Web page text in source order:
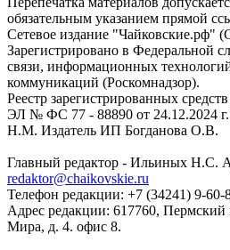
обязательным указанием прямой
Сетевое издание "Чайковские.рф"
Зарегистрировано в Федеральной
связи, информационных
коммуникаций (Роскомнадзор).
Реестр зарегистрированных
ЭЛ № ФС 77 - 88890 от 24.12.2024 г.
Н.М. Издатель ИП Богданова О.В.
Главный редактор - Ильиных Н.С.
redaktor@chaikovskie.ru
Телефон редакции: +7 (34241) 9-60-
Адрес редакции: 617760, Пермский
Мира, д. 4. офис 8.